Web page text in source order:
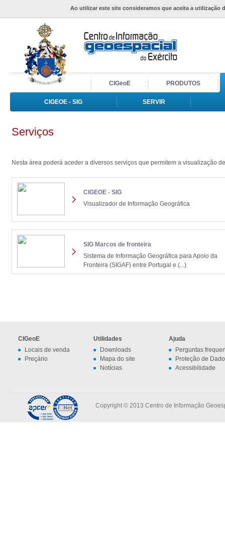
Ao utilizar este site consideramos que aceita a utilização
CIGeoE PRODUTOS
CIGEOE - SIG SERVIR
Serviços
Nesta área poderá aceder a diversos serviços que permitem a visualização
CIGEOE - SIG
Visualizador de Informação Geográfica
SIG Marcos de fronteira
Sistema de Informação Geográfica para Apoio da
Fronteira (SIGAF) entre Portugal e (...)
CIGeoE
Locais de venda
Preçário
Utilidades
Downloads
Mapa do site
Notícias
Ajuda
Perguntas
Proteção de
Acessibilidade
Copyright © 2013 Centro de Informação